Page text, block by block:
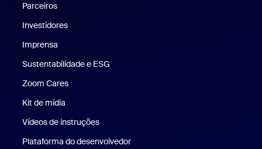
Parceiros
Investidores
Imprensa
Sustentabilidade e ESG
Zoom Cares
Kit de mídia
Vídeos de instruções
Plataforma do desenvolvedor